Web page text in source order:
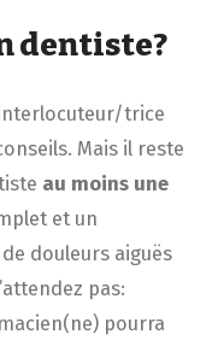
dentiste?
trice
Mais il reste
au moins une
et un
douleurs aiguës
pas:
pourra